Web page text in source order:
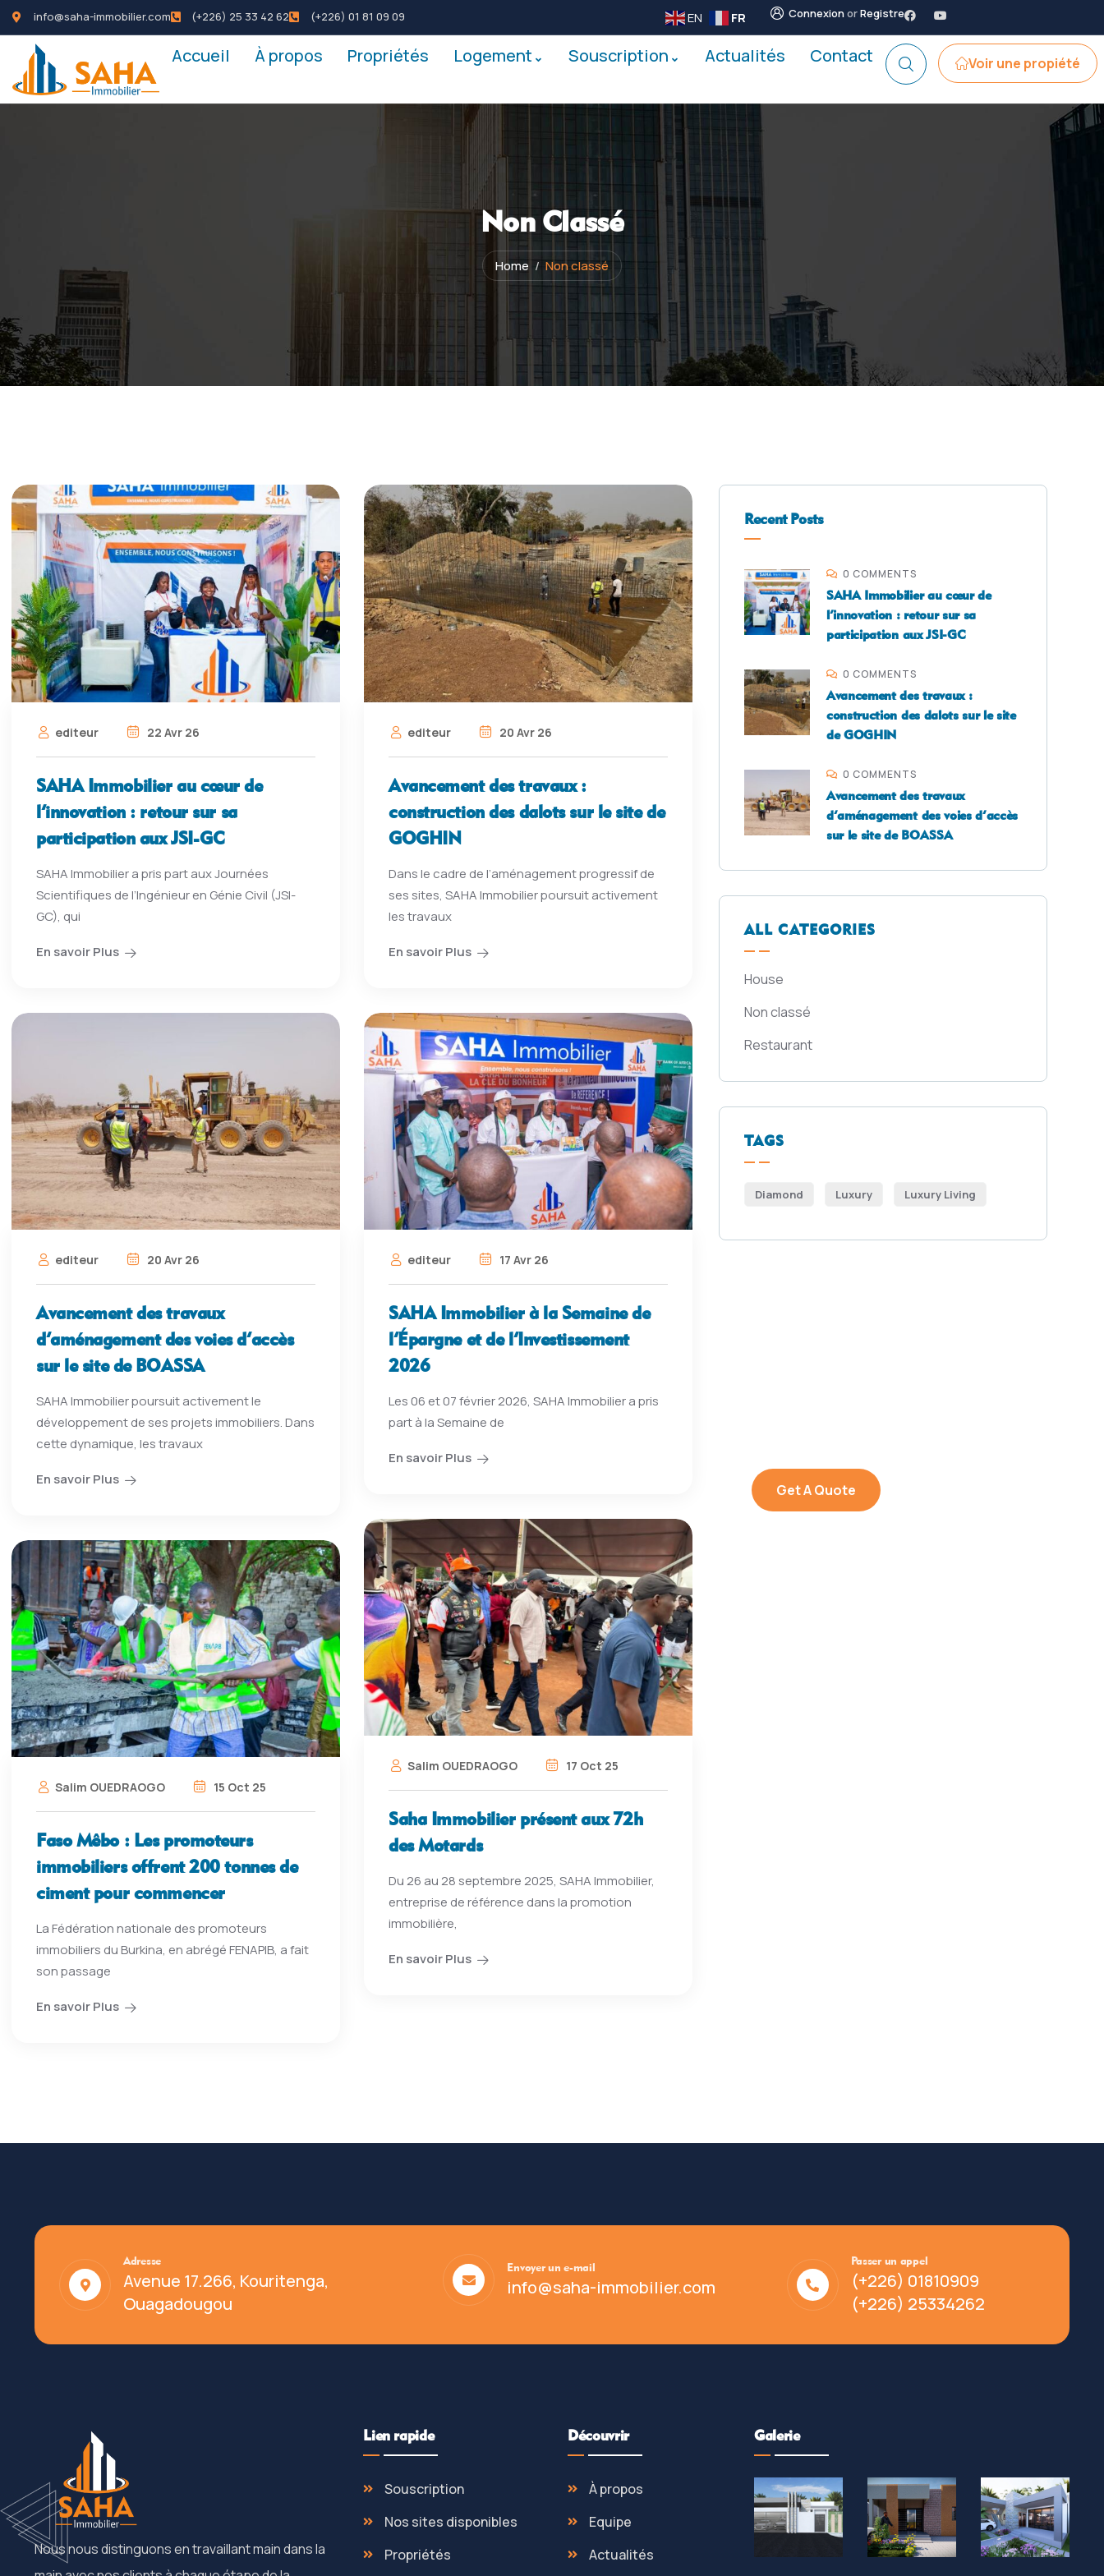
info@saha-immobilier.com (+226) 25 33 42 62 (+226) 01 81 09 09 EN FR ConnexionorRegistre
Accueil À propos Propriétés Logement Souscription Actualités Contact Voir une propiété
Non Classé
Home Non classé
editeur 22 Avr 26
SAHA Immobilier au cœur de
l’innovation : retour sur sa
participation aux JSI-GC
SAHA Immobilier a pris part aux Journées
Scientifiques de l’Ingénieur en Génie Civil (JSI-
GC), qui
En savoir Plus
editeur 20 Avr 26
Avancement des travaux :
construction des dalots sur le site de
GOGHIN
Dans le cadre de l’aménagement progressif de
ses sites, SAHA Immobilier poursuit activement
les travaux
En savoir Plus
editeur 20 Avr 26
Avancement des travaux
d’aménagement des voies d’accès
sur le site de BOASSA
SAHA Immobilier poursuit activement le
développement de ses projets immobiliers. Dans
cette dynamique, les travaux
En savoir Plus
editeur 17 Avr 26
SAHA Immobilier à la Semaine de
l’Épargne et de l’Investissement
2026
Les 06 et 07 février 2026, SAHA Immobilier a pris
part à la Semaine de
En savoir Plus
Salim OUEDRAOGO 17 Oct 25
Saha Immobilier présent aux 72h
des Motards
Du 26 au 28 septembre 2025, SAHA Immobilier,
entreprise de référence dans la promotion
immobilière,
En savoir Plus
Salim OUEDRAOGO 15 Oct 25
Faso Mêbo : Les promoteurs
immobiliers offrent 200 tonnes de
ciment pour commencer
La Fédération nationale des promoteurs
immobiliers du Burkina, en abrégé FENAPIB, a fait
son passage
En savoir Plus
Recent Posts
0 COMMENTS
SAHA Immobilier au cœur de
l’innovation : retour sur sa
participation aux JSI-GC
0 COMMENTS
Avancement des travaux :
construction des dalots sur le site
de GOGHIN
0 COMMENTS
Avancement des travaux
d’aménagement des voies d’accès
sur le site de BOASSA
ALL CATEGORIES
House
Non classé
Restaurant
TAGS
Diamond Luxury Luxury Living
Get A Quote
Adresse
Avenue 17.266, Kouritenga,
Ouagadougou
Envoyer un e-mail
info@saha-immobilier.com
Passer un appel
(+226) 01810909
(+226) 25334262
Nous nous distinguons en travaillant main dans la
Lien rapide
Souscription
Nos sites disponibles
Propriétés
Découvrir
À propos
Equipe
Actualités
Galerie